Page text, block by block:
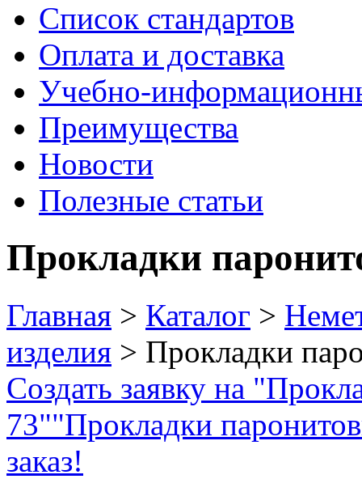
Список стандартов
Оплата и доставка
Учебно-
Преимущества
Новости
Полезные статьи
Прокладки
Главная > Каталог >
изделия > Прокладки
Создать заявку на
73""Прокладки
заказ!